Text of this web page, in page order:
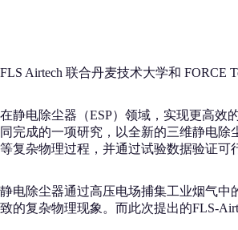
FLS Airtech 联合丹麦技术大学和 FORCE
在静电除尘器（ESP）领域，实现更高效
同完成的一项研究，以全新的三维静电
等复杂物理过程，并通过试验数据验证可
静电除尘器通过高压电场捕集工业烟气中
致的复杂物理现象。而此次提出的FLS-